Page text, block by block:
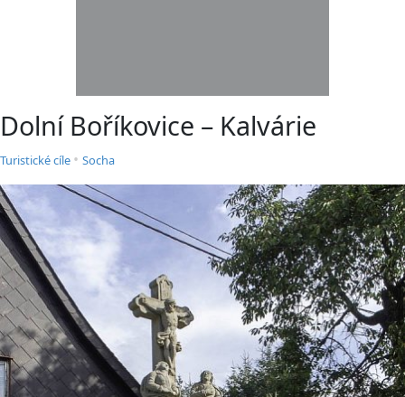
Dolní Boříkovice – Kalvárie
Turistické cíle • Socha